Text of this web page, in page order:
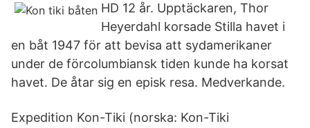
HD 12 år. Upptäckaren, Thor
Heyerdahl korsade Stilla havet i
en båt 1947 för att bevisa att sydamerikaner
under de förcolumbiansk tiden kunde ha korsat
havet. De åtar sig en episk resa. Medverkande.
Expedition Kon-Tiki (norska: Kon-Tiki